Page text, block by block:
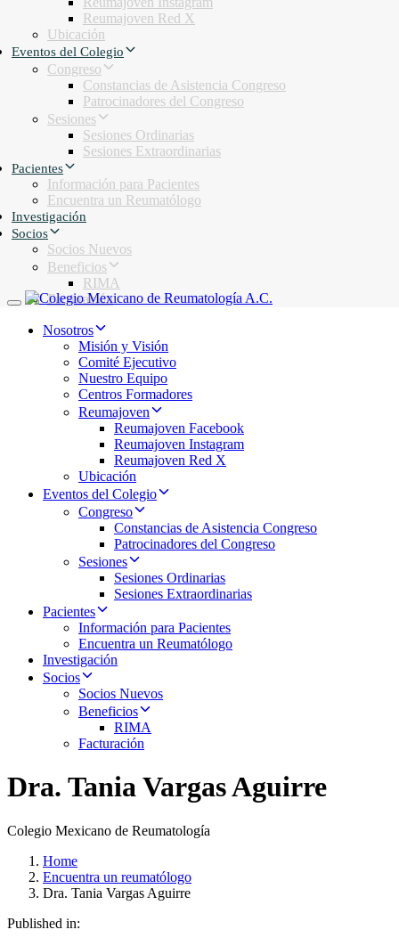
Reumajoven Red X
Ubicación
Eventos del Colegio
Congreso
Constancias de Asistencia Congreso
Patrocinadores del Congreso
Sesiones
Sesiones Ordinarias
Sesiones Extraordinarias
Pacientes
Información para Pacientes
Encuentra un Reumatólogo
Investigación
Socios
Socios Nuevos
Beneficios
RIMA
Facturación
Toggle navigation
Nosotros
Misión y Visión
Comité Ejecutivo
Nuestro Equipo
Centros Formadores
Reumajoven
Reumajoven Facebook
Reumajoven Instagram
Reumajoven Red X
Ubicación
Eventos del Colegio
Congreso
Constancias de Asistencia Congreso
Patrocinadores del Congreso
Sesiones
Sesiones Ordinarias
Sesiones Extraordinarias
Pacientes
Información para Pacientes
Encuentra un Reumatólogo
Investigación
Socios
Socios Nuevos
Beneficios
RIMA
Facturación
Dra. Tania Vargas Aguirre
Colegio Mexicano de Reumatología
Home
Encuentra un reumatólogo
Dra. Tania Vargas Aguirre
Published in: